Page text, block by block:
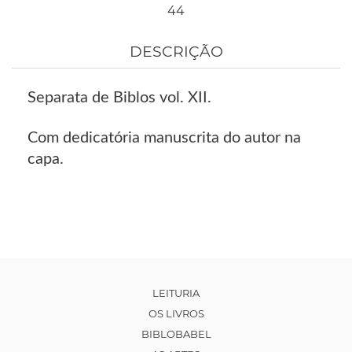
44
DESCRIÇÃO
Separata de Biblos vol. XII.
Com dedicatória manuscrita do autor na
capa.
LEITURIA
OS LIVROS
BIBLOBABEL